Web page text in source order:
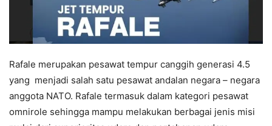
Rafale merupakan pesawat tempur canggih generasi 4.5
yang menjadi salah satu pesawat andalan negara – negara
anggota NATO. Rafale termasuk dalam kategori pesawat
omnirole sehingga mampu melakukan berbagai jenis misi